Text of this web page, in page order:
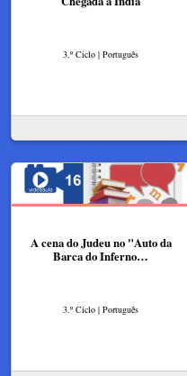
3.º Ciclo | Português
A cena do Judeu no "Auto da
Barca do Inferno…
3.º Ciclo | Português